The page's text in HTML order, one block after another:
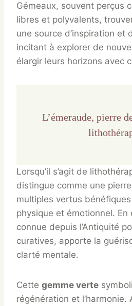
Gémeaux, souvent perçus
libres et polyvalents,
une source d’inspiration et
incitant à explorer de
élargir leurs horizons avec
L’émeraude, pierre
Lorsqu’il s’agit de
distingue comme une
multiples vertus
physique et émotionnel. En
connue depuis l’Antiquité
curatives, apporte la
clarté mentale.
Cette gemme verte
régénération et